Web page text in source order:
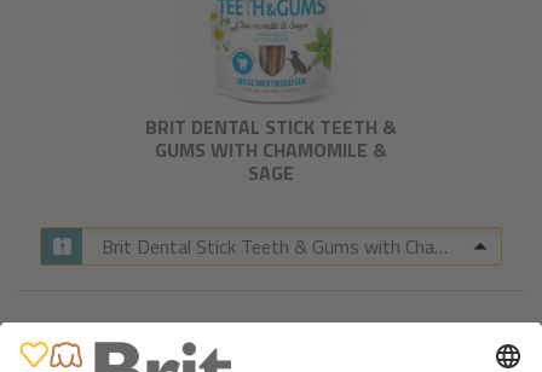
BRIT DENTAL STICK TEETH &
GUMS WITH CHAMOMILE &
SAGE​
Brit Dental Stick Teeth & Gums with Chamomile & Sage